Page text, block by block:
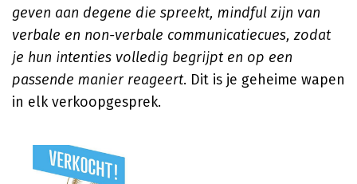
geven aan degene die spreekt, mindful zijn van
verbale en non-verbale communicatiecues, zodat
je hun intenties volledig begrijpt en op een
passende manier reageert. Dit is je geheime wapen
in elk verkoopgesprek.